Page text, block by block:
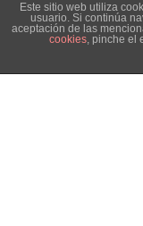
Este sitio web utiliza
usuario. Si continúa
aceptación de las
cookies, pinche el